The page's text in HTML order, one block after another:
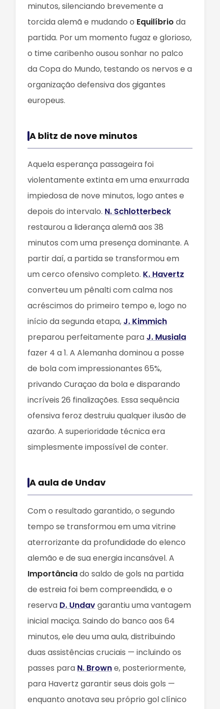
minutos, silenciando brevemente a
torcida alemã e mudando o Equilíbrio da
partida. Por um momento fugaz e glorioso,
o time caribenho ousou sonhar no palco
da Copa do Mundo, testando os nervos e a
organização defensiva dos gigantes
europeus.
A blitz de nove minutos
Aquela esperança passageira foi
violentamente extinta em uma enxurrada
impiedosa de nove minutos, logo antes e
depois do intervalo. N. Schlotterbeck
restaurou a liderança alemã aos 38
minutos com uma presença dominante. A
partir daí, a partida se transformou em
um cerco ofensivo completo. K. Havertz
converteu um pênalti com calma nos
acréscimos do primeiro tempo e, logo no
início da segunda etapa, J. Kimmich
preparou perfeitamente para J. Musiala
fazer 4 a 1. A Alemanha dominou a posse
de bola com impressionantes 65%,
privando Curaçao da bola e disparando
incríveis 26 finalizações. Essa sequência
ofensiva feroz destruiu qualquer ilusão de
azarão. A superioridade técnica era
simplesmente impossível de conter.
A aula de Undav
Com o resultado garantido, o segundo
tempo se transformou em uma vitrine
aterrorizante da profundidade do elenco
alemão e de sua energia incansável. A
Importânciado saldo de gols na partida
de estreia foi bem compreendida, e o
reserva D. Undavgarantiu uma vantagem
inicial maciça. Saindo do banco aos 64
minutos, ele deu uma aula, distribuindo
duas assistências cruciais — incluindo os
passes para N. Browne, posteriormente,
para Havertz garantir seus dois gols —
enquanto anotava seu próprio gol clínico